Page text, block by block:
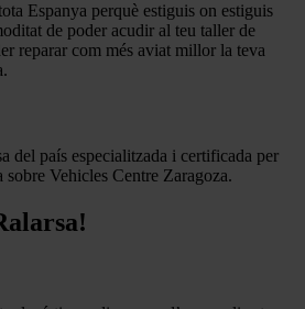
Espanya perquè estiguis on estiguis
de poder acudir al teu taller de
reparar com més aviat millor la teva
del país especialitzada i certificada per
sobre Vehicles Centre Zaragoza.